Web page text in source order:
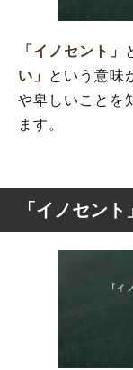
「イノセント」
い」
という意味
や卑しいことを
ます。
「イノセン